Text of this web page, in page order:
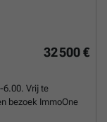
32 500 €
6.00. Vrij te
bezoek ImmoOne